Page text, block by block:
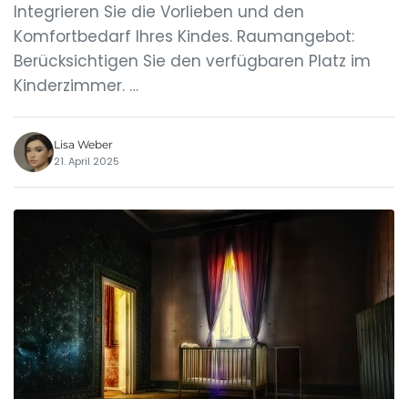
Integrieren Sie die Vorlieben und den
Komfortbedarf Ihres Kindes. Raumangebot:
Berücksichtigen Sie den verfügbaren Platz im
Kinderzimmer. …
Lisa Weber
21. April 2025